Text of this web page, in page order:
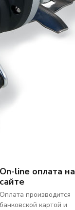
On-line оплата на
сайте
Оплата производится
банковской картой и